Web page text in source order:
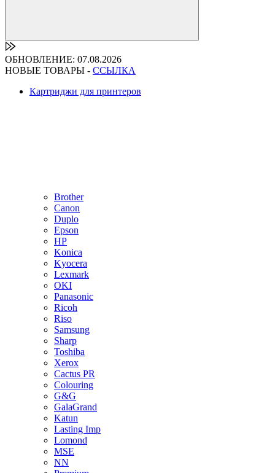
ОБНОВЛЕНИЕ: 07.08.2026
НОВЫЕ ТОВАРЫ - ССЫЛКА
Картриджи для принтеров
Brother
Canon
Duplo
Epson
HP
Konica
Kyocera
Lexmark
OKI
Panasonic
Ricoh
Riso
Samsung
Sharp
Toshiba
Xerox
Cactus PR
Colouring
G&G
GalaGrand
Katun
Lasting Imp
Lomond
MSE
NN